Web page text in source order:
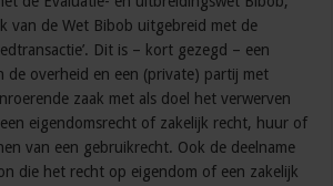
van de Wet Bibob uitgebreid met de
Dit is – kort gezegd – een
de overheid en een (private) partij met
zaak met als doel het verwerven
eigendomsrecht of zakelijk recht, huur of
van een gebruikrecht. Ook de deelname
die het recht op eigendom of een zakelijk